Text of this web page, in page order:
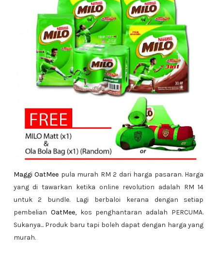
Maggi OatMee pula murah RM 2 dari harga pasaran. Harga
yang di tawarkan ketika online revolution adalah RM 14
untuk 2 bundle. Lagi berbaloi kerana dengan setiap
pembelian OatMee, kos penghantaran adalah PERCUMA.
Sukanya... Produk baru tapi boleh dapat dengan harga yang
murah.